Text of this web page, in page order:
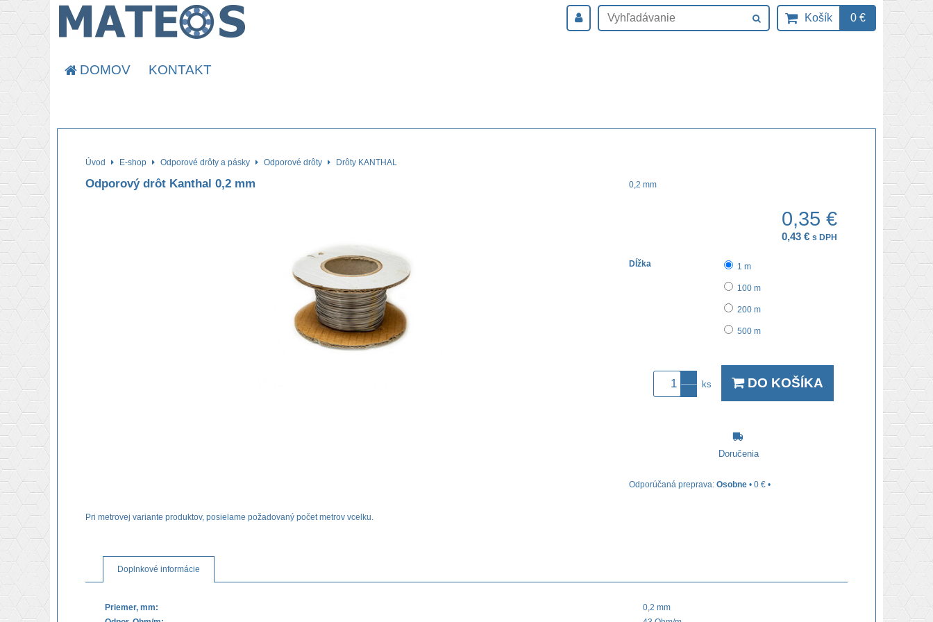
Košík 0 €
DOMOV KONTAKT
Úvod E-shop Odporové drôty a pásky Odporové drôty Drôty KANTHAL
Odporový drôt Kanthal 0,2 mm 0,2 mm
0,35 €
0,43 € s DPH
Dĺžka 1 m
100 m
200 m
500 m
ks DO KOŠÍKA
Doručenia
Osobne • 0 € •
Pri metrovej variante produktov, posielame požadovaný počet metrov vcelku.
Doplnkové informácie
Priemer, mm:
0,2 mm